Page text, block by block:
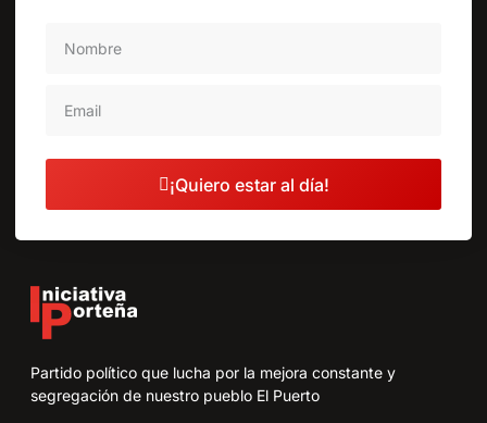
¡Quiero estar al día!
Partido político que lucha por la mejora constante y
segregación de nuestro pueblo El Puerto